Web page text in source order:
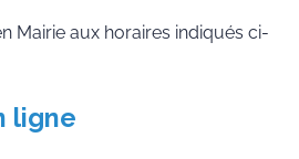
Mairie aux horaires indiqués ci-
ligne